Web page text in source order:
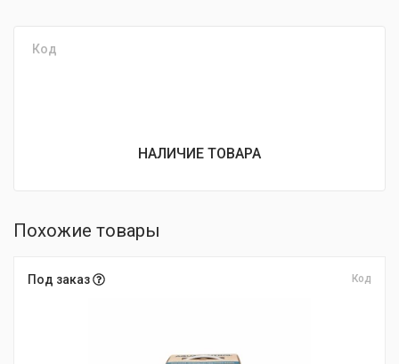
Код
НАЛИЧИЕ ТОВАРА
Похожие товары
Под заказ Код